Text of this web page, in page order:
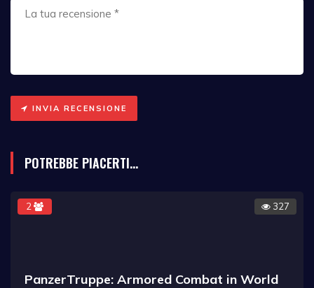
INVIA RECENSIONE
POTREBBE PIACERTI...
2 327
PanzerTruppe: Armored Combat in World